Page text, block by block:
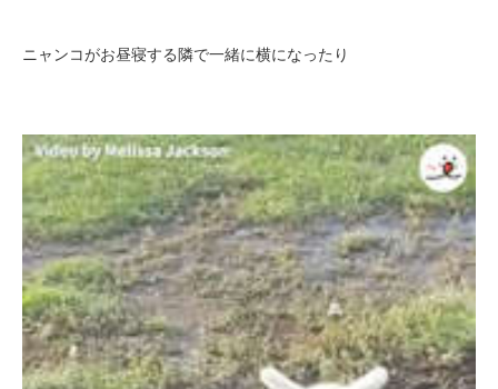
ニャンコがお昼寝する隣で一緒に横になったり